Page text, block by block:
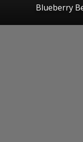
Blueberry